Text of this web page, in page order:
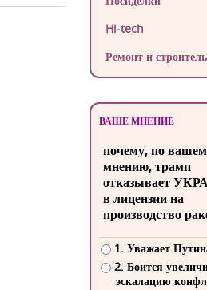
Hi-tech
Ремонт и
ВАШЕ МНЕНИЕ
почему, по
мнению, трамп
отказывает
в лицензии на
производство
1. Уважает
2. Боится
эскалацию